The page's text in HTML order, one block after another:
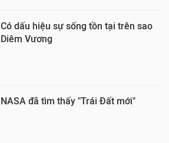
Có dấu hiệu sự sống tồn tại trên sao
Diêm Vương
NASA đã tìm thấy "Trái Đất mới"